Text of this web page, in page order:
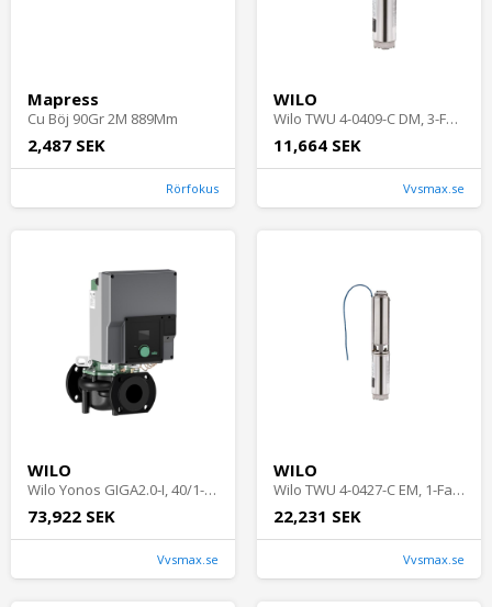
Mapress
Cu Böj 90Gr 2M 889Mm
2,487 SEK
Rörfokus
WILO
Wilo TWU 4-0409-C DM, 3-Fas, Borrhålspump
11,664 SEK
Vvsmax.se
WILO
Wilo Yonos GIGA2.0-I, 40/1-31/4,0, Cirkulationspump
73,922 SEK
Vvsmax.se
WILO
Wilo TWU 4-0427-C EM, 1-Fas, Borrhålspump
22,231 SEK
Vvsmax.se